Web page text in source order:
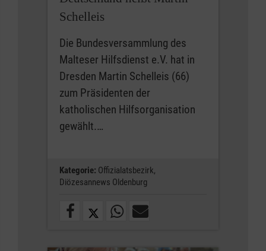
Schelleis
Die Bundesversammlung des
Malteser Hilfsdienst e.V. hat in
Dresden Martin Schelleis (66)
zum Präsidenten der
katholischen Hilfsorganisation
gewählt.…
Kategorie: Offizialatsbezirk,
Diözesannews Oldenburg